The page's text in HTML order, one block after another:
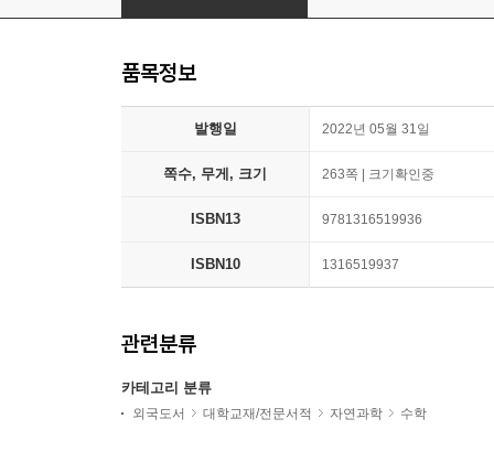
품목정보
발행일 2022년 05월 31일
쪽수, 무게, 크기 263쪽 | 크기확인중
ISBN13 9781316519936
ISBN10 1316519937
관련분류
카테고리 분류
외국도서 대학교재/전문서적 자연과학 수학